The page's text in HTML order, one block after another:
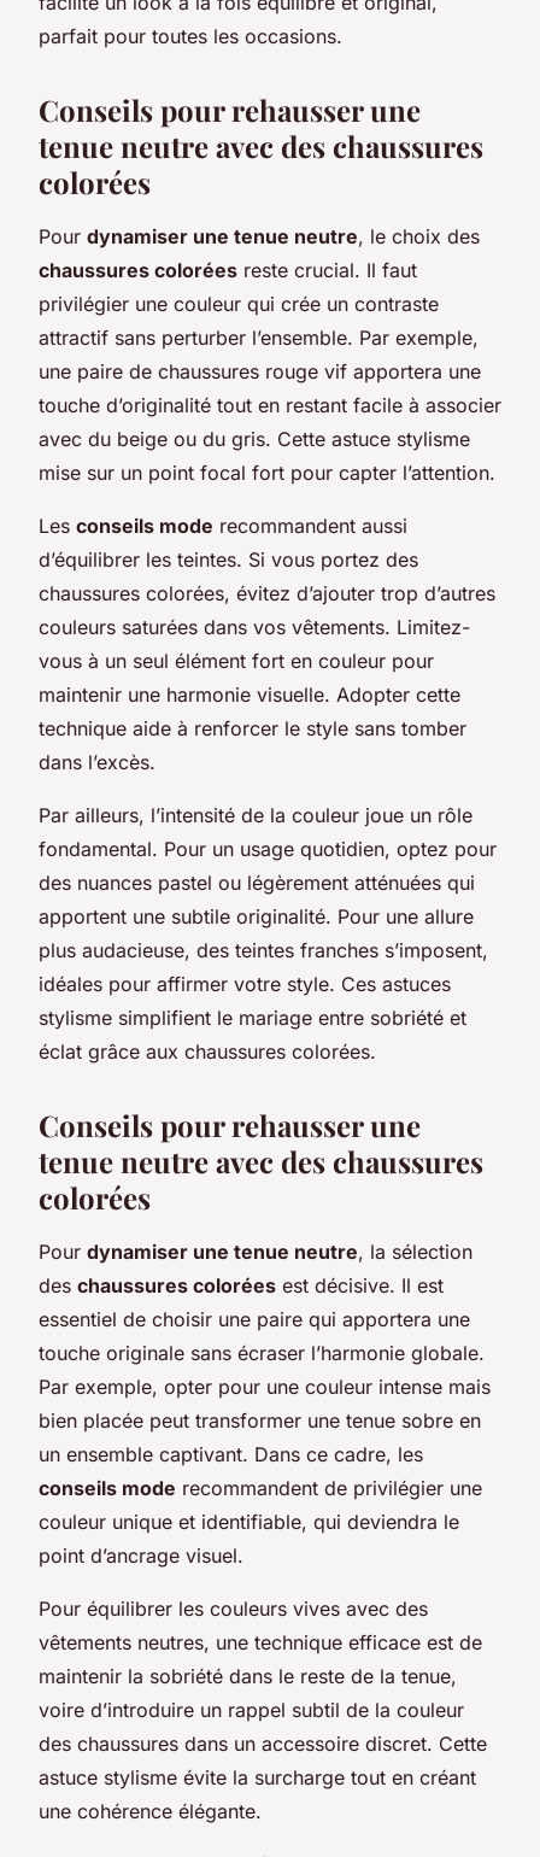
parfait pour toutes les occasions.
Conseils pour rehausser une
tenue neutre avec des chaussures
colorées
Pour dynamiser une tenue neutre, le choix des
chaussures colorées reste crucial. Il faut
privilégier une couleur qui crée un contraste
attractif sans perturber l’ensemble. Par exemple,
une paire de chaussures rouge vif apportera une
touche d’originalité tout en restant facile à associer
avec du beige ou du gris. Cette astuce stylisme
mise sur un point focal fort pour capter l’attention.
Les conseils mode recommandent aussi
d’équilibrer les teintes. Si vous portez des
chaussures colorées, évitez d’ajouter trop d’autres
couleurs saturées dans vos vêtements. Limitez-
vous à un seul élément fort en couleur pour
maintenir une harmonie visuelle. Adopter cette
technique aide à renforcer le style sans tomber
dans l’excès.
Par ailleurs, l’intensité de la couleur joue un rôle
fondamental. Pour un usage quotidien, optez pour
des nuances pastel ou légèrement atténuées qui
apportent une subtile originalité. Pour une allure
plus audacieuse, des teintes franches s’imposent,
idéales pour affirmer votre style. Ces astuces
stylisme simplifient le mariage entre sobriété et
éclat grâce aux chaussures colorées.
Conseils pour rehausser une
tenue neutre avec des chaussures
colorées
Pour dynamiser une tenue neutre, la sélection
des chaussures colorées est décisive. Il est
essentiel de choisir une paire qui apportera une
touche originale sans écraser l’harmonie globale.
Par exemple, opter pour une couleur intense mais
bien placée peut transformer une tenue sobre en
un ensemble captivant. Dans ce cadre, les
conseils mode recommandent de privilégier une
couleur unique et identifiable, qui deviendra le
point d’ancrage visuel.
Pour équilibrer les couleurs vives avec des
vêtements neutres, une technique efficace est de
maintenir la sobriété dans le reste de la tenue,
voire d’introduire un rappel subtil de la couleur
des chaussures dans un accessoire discret. Cette
astuce stylisme évite la surcharge tout en créant
une cohérence élégante.